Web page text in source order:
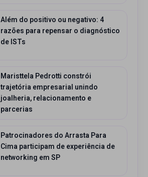
Além do positivo ou negativo: 4
razões para repensar o diagnóstico
de ISTs
Maristtela Pedrotti constrói
trajetória empresarial unindo
joalheria, relacionamento e
parcerias
Patrocinadores do Arrasta Para
Cima participam de experiência de
networking em SP